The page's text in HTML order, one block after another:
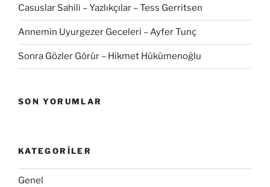
Casuslar Sahili – Yazlıkçılar – Tess Gerritsen
Annemin Uyurgezer Geceleri – Ayfer Tunç
Sonra Gözler Görür – Hikmet Hükümenoğlu
SON YORUMLAR
KATEGORILER
Genel